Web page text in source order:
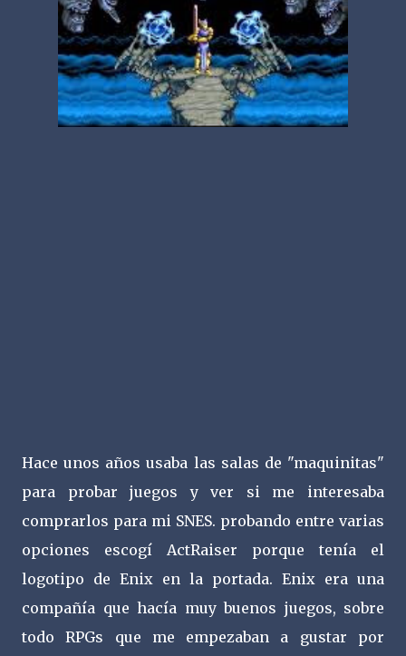
Hace unos años usaba las salas de "maquinitas"
para probar juegos y ver si me interesaba
comprarlos para mi SNES. probando entre varias
opciones escogí ActRaiser porque tenía el
logotipo de Enix en la portada. Enix era una
compañía que hacía muy buenos juegos, sobre
todo RPGs que me empezaban a gustar por